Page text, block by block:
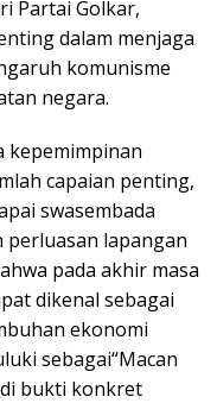
Partai Golkar,
dalam menjaga
komunisme
negara.
kepemimpinan
capaian penting,
swasembada
perluasan lapangan
pada akhir masa
dikenal sebagai
ekonomi
sebagai“Macan
bukti konkret